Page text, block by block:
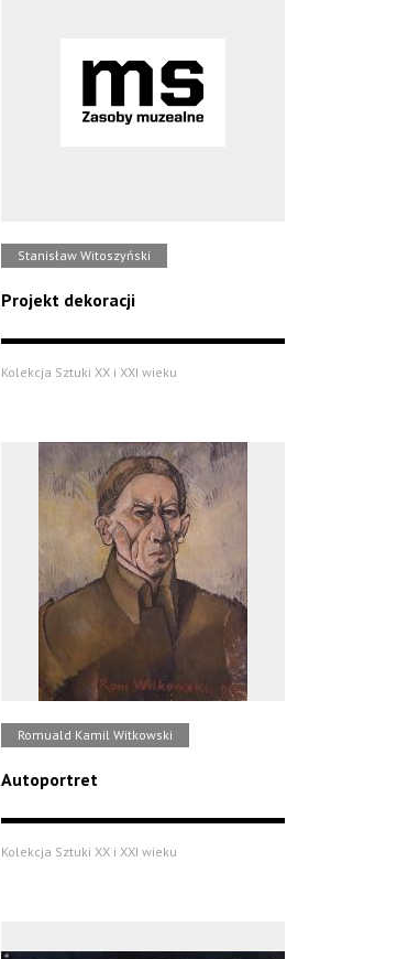
Stanisław Witoszyński
Projekt dekoracji
Kolekcja Sztuki XX i XXI wieku
Romuald Kamil Witkowski
Autoportret
Kolekcja Sztuki XX i XXI wieku